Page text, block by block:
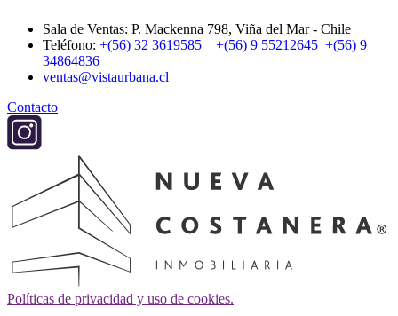
Sala de Ventas: P. Mackenna 798, Viña del Mar - Chile
Teléfono: +(56) 32 3619585 +(56) 9 55212645 +(56) 9
34864836
ventas@vistaurbana.cl
Contacto
Políticas de privacidad y uso de cookies.